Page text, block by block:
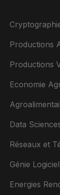
Productions
Productions
Economie
Data
Réseaux et
Génie Logiciel
Energies